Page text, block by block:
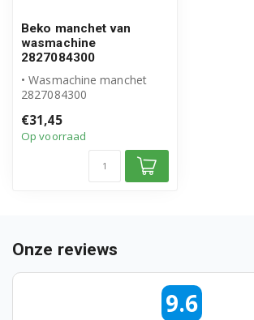
Beko manchet van
wasmachine
2827084300
• Wasmachine manchet
2827084300
€31,45
Op voorraad
Onze reviews
9.6